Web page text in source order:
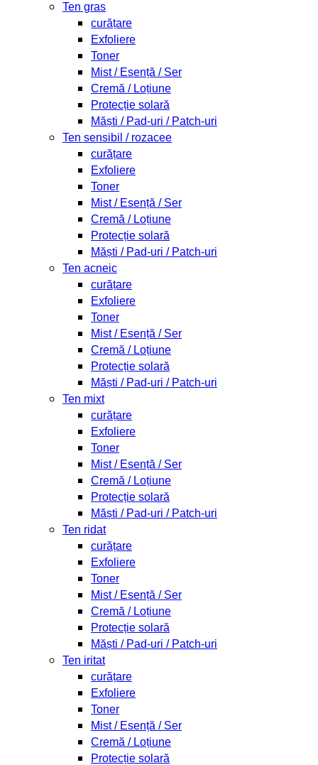
Ten gras
curățare
Exfoliere
Toner
Mist / Esență / Ser
Cremă / Loțiune
Protecție solară
Măști / Pad-uri / Patch-uri
Ten sensibil / rozacee
curățare
Exfoliere
Toner
Mist / Esență / Ser
Cremă / Loțiune
Protecție solară
Măști / Pad-uri / Patch-uri
Ten acneic
curățare
Exfoliere
Toner
Mist / Esență / Ser
Cremă / Loțiune
Protecție solară
Măști / Pad-uri / Patch-uri
Ten mixt
curățare
Exfoliere
Toner
Mist / Esență / Ser
Cremă / Loțiune
Protecție solară
Măști / Pad-uri / Patch-uri
Ten ridat
curățare
Exfoliere
Toner
Mist / Esență / Ser
Cremă / Loțiune
Protecție solară
Măști / Pad-uri / Patch-uri
Ten iritat
curățare
Exfoliere
Toner
Mist / Esență / Ser
Cremă / Loțiune
Protecție solară